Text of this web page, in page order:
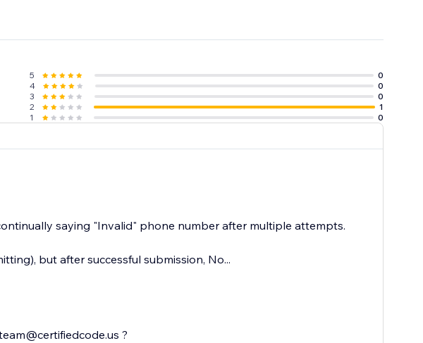
5
0
4
0
3
0
2
1
1
0
saying "Invalid" phone number after multiple attempts.
but after successful submission, No...
?